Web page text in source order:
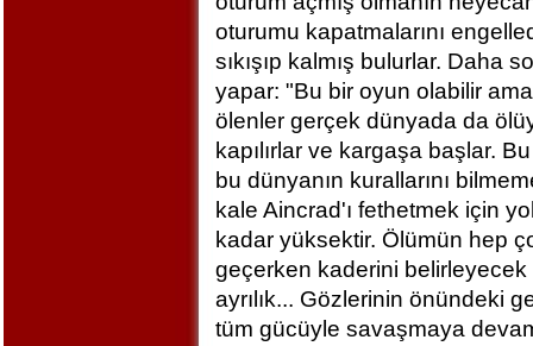
oturumu kapatmalarını
sıkışıp kalmış bulurlar. Daha
yapar: "Bu bir oyun olabilir
ölenler gerçek dünyada da
kapılırlar ve kargaşa başlar.
bu dünyanın kurallarını
kale Aincrad'ı fethetmek için
kadar yüksektir. Ölümün hep
geçerken kaderini belirleyecek
ayrılık... Gözlerinin önündeki
tüm gücüyle savaşmaya